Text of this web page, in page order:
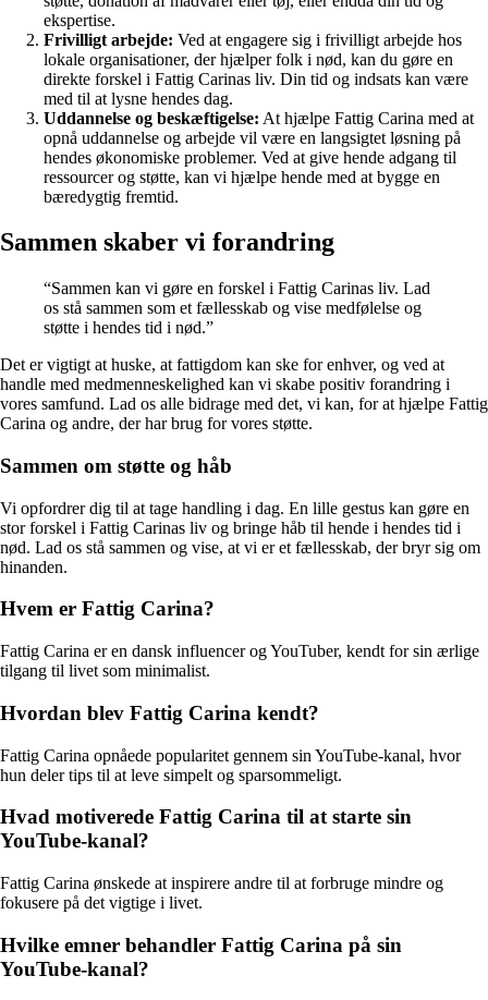
ekspertise.
Frivilligt arbejde: Ved at engagere sig i frivilligt arbejde hos
lokale organisationer, der hjælper folk i nød, kan du gøre en
direkte forskel i Fattig Carinas liv. Din tid og indsats kan være
med til at lysne hendes dag.
Uddannelse og beskæftigelse: At hjælpe Fattig Carina med at
opnå uddannelse og arbejde vil være en langsigtet løsning på
hendes økonomiske problemer. Ved at give hende adgang til
ressourcer og støtte, kan vi hjælpe hende med at bygge en
bæredygtig fremtid.
Sammen skaber vi forandring
“Sammen kan vi gøre en forskel i Fattig Carinas liv. Lad
os stå sammen som et fællesskab og vise medfølelse og
støtte i hendes tid i nød.”
Det er vigtigt at huske, at fattigdom kan ske for enhver, og ved at
handle med medmenneskelighed kan vi skabe positiv forandring i
vores samfund. Lad os alle bidrage med det, vi kan, for at hjælpe Fattig
Carina og andre, der har brug for vores støtte.
Sammen om støtte og håb
Vi opfordrer dig til at tage handling i dag. En lille gestus kan gøre en
stor forskel i Fattig Carinas liv og bringe håb til hende i hendes tid i
nød. Lad os stå sammen og vise, at vi er et fællesskab, der bryr sig om
hinanden.
Hvem er Fattig Carina?
Fattig Carina er en dansk influencer og YouTuber, kendt for sin ærlige
tilgang til livet som minimalist.
Hvordan blev Fattig Carina kendt?
Fattig Carina opnåede popularitet gennem sin YouTube-kanal, hvor
hun deler tips til at leve simpelt og sparsommeligt.
Hvad motiverede Fattig Carina til at starte sin
YouTube-kanal?
Fattig Carina ønskede at inspirere andre til at forbruge mindre og
fokusere på det vigtige i livet.
Hvilke emner behandler Fattig Carina på sin
YouTube-kanal?